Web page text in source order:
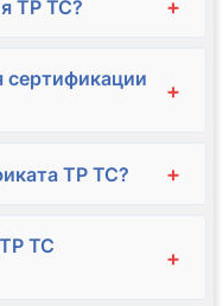
ТР ТС? +
+
ТР ТС? +
ТС
+